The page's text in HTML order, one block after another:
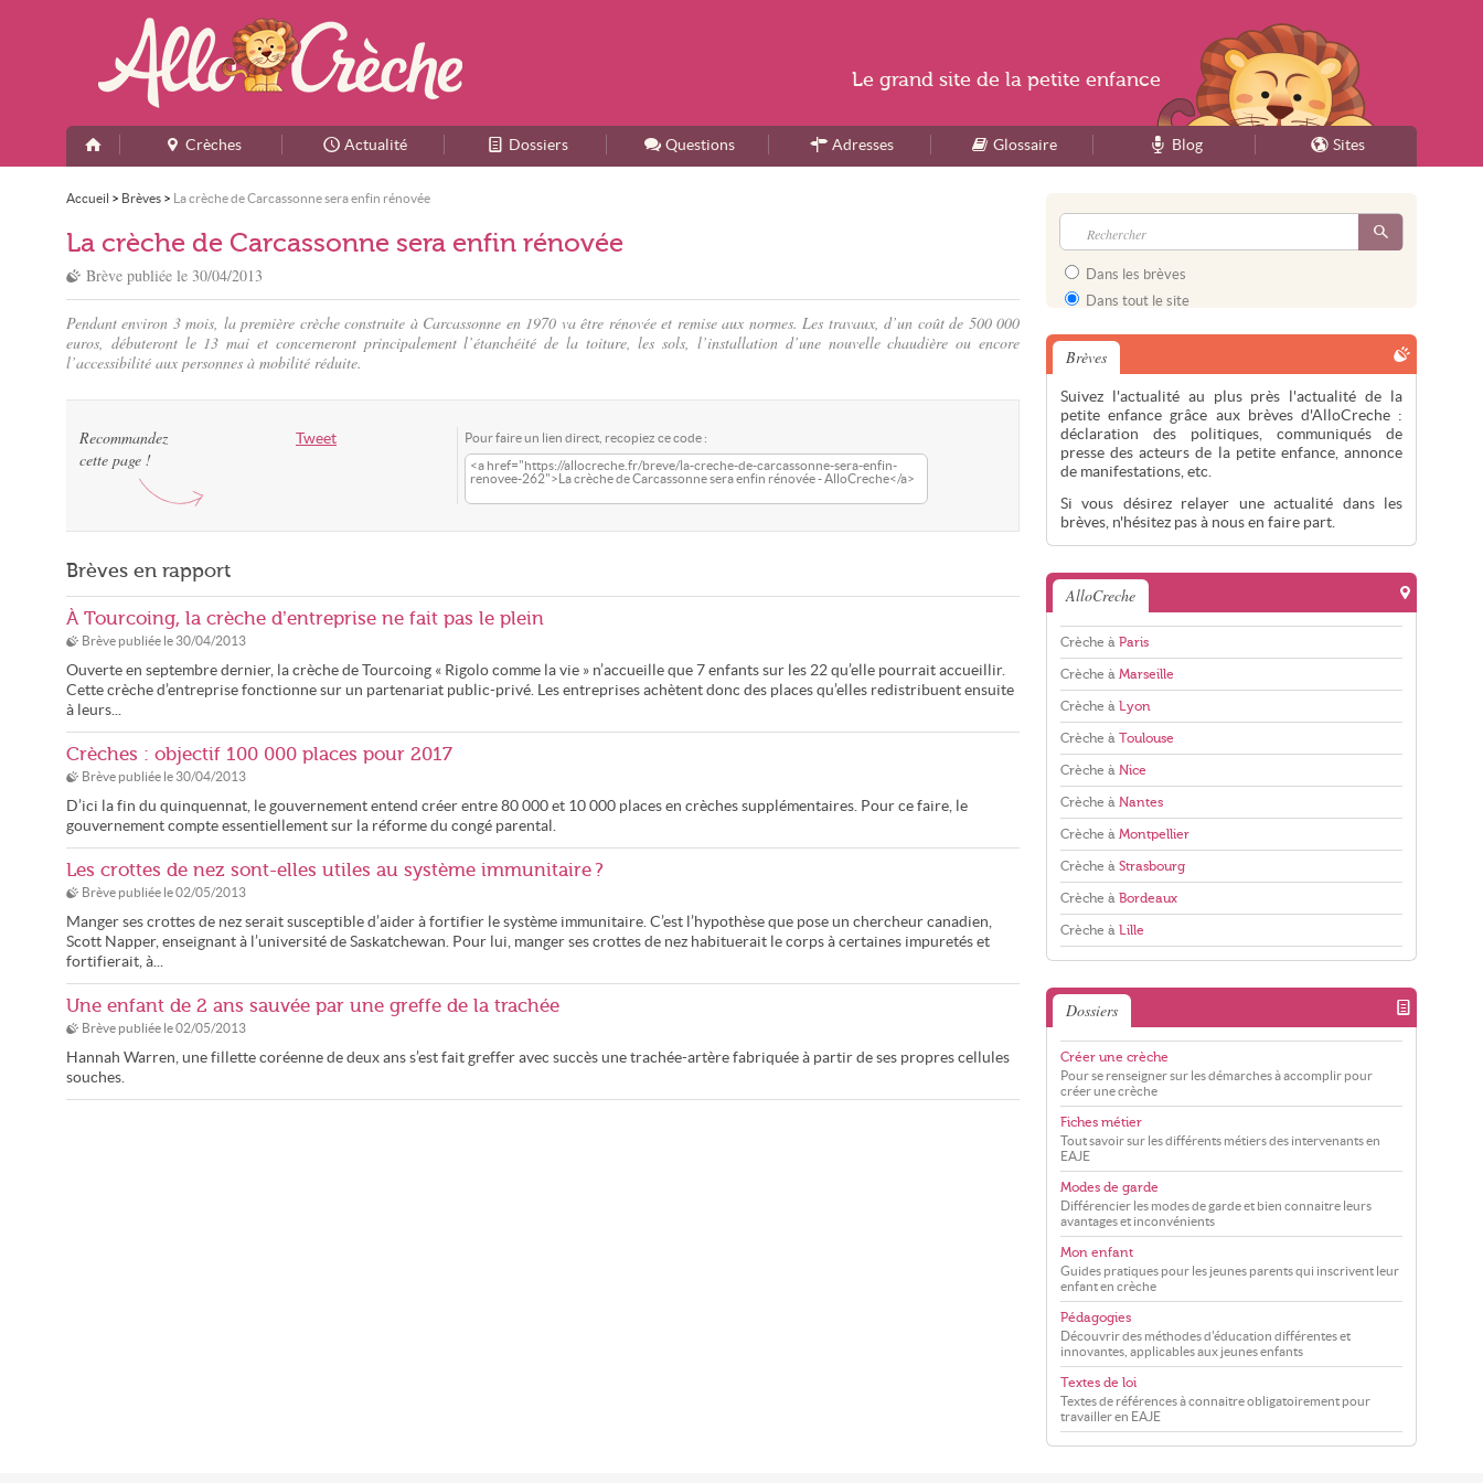
Accueil
Crèches Actualité Dossiers Questions Adresses Glossaire Blog Sites
Accueil > Brèves > La crèche de Carcassonne sera enfin rénovée
La crèche de Carcassonne sera enfin rénovée
Brève publiée le 30/04/2013
Pendant environ 3 mois, la première crèche construite à Carcassonne en 1970 va être rénovée et remise aux normes. Les travaux, d’un coût de 500 000
euros, débuteront le 13 mai et concerneront principalement l’étanchéité de la toiture, les sols, l’installation d’une nouvelle chaudière ou encore
l’accessibilité aux personnes à mobilité réduite.
Tweet
Recommandez
cette page !
Pour faire un lien direct, recopiez ce code :
<a href="https://allocreche.fr/breve/la-creche-de-carcassonne-sera-enfin-
renovee-262">La crèche de Carcassonne sera enfin rénovée - AlloCreche</a>
Brèves en rapport
À Tourcoing, la crèche d’entreprise ne fait pas le plein
Brève publiée le 30/04/2013
Ouverte en septembre dernier, la crèche de Tourcoing « Rigolo comme la vie » n’accueille que 7 enfants sur les 22 qu’elle pourrait accueillir.
Cette crèche d’entreprise fonctionne sur un partenariat public-privé. Les entreprises achètent donc des places qu’elles redistribuent ensuite
à leurs...
Crèches : objectif 100 000 places pour 2017
Brève publiée le 30/04/2013
D’ici la fin du quinquennat, le gouvernement entend créer entre 80 000 et 10 000 places en crèches supplémentaires. Pour ce faire, le
gouvernement compte essentiellement sur la réforme du congé parental.
Les crottes de nez sont-elles utiles au système immunitaire ?
Brève publiée le02/05/2013
Manger ses crottes de nez serait susceptible d’aider à fortifier le système immunitaire. C’est l’hypothèse que pose un chercheur canadien,
Scott Napper, enseignant à l’université de Saskatchewan. Pour lui, manger ses crottes de nez habituerait le corps à certaines impuretés et
fortifierait, à...
Une enfant de 2 ans sauvée par une greffe de la trachée
Brève publiée le02/05/2013
Hannah Warren, une fillette coréenne de deux ans s’est fait greffer avec succès une trachée-artère fabriquée à partir de ses propres cellules
souches.
Dans les brèves
Dans tout le site
Brèves
Suivez l'actualité au plus près l'actualité de la
petite enfance grâce aux brèves d'AlloCreche :
déclaration des politiques, communiqués de
presse des acteurs de la petite enfance, annonce
de manifestations, etc.
Si vous désirez relayer une actualité dans les
brèves, n'hésitez pas à nous en faire part.
AlloCreche
Crèche à Paris
Crèche à Marseille
Crèche à Lyon
Crèche à Toulouse
Crèche à Nice
Crèche à Nantes
Crèche à Montpellier
Crèche à Strasbourg
Crèche à Bordeaux
Crèche à Lille
Dossiers
Créer une crèche
Pour se renseigner sur les démarches à accomplir pour
créer une crèche
Fiches métier
Tout savoir sur les différents métiers des intervenants en
EAJE
Modes de garde
Différencier les modes de garde et bien connaitre leurs
avantages et inconvénients
Mon enfant
Guides pratiques pour les jeunes parents qui inscrivent leur
enfant en crèche
Pédagogies
Découvrir des méthodes d'éducation différentes et
innovantes, applicables aux jeunes enfants
Textes de loi
Textes de références à connaitre obligatoirement pour
travailler en EAJE
Le grand site de la petite enfance